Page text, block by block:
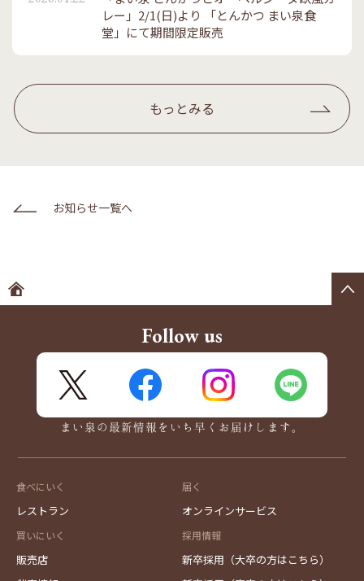
レー」2/1(日)より 「とんかつ まい泉食
堂」にて期間限定販売
もっとみる
お知らせ一覧へ
Follow us
FaceBook Instagram
まい泉の最新情報をいち早くお届けします。
食べにいく
レストラン
買いにいく
販売店
届く
オンラインサービス
採用情報
新卒採用（大卒の方はこちら）